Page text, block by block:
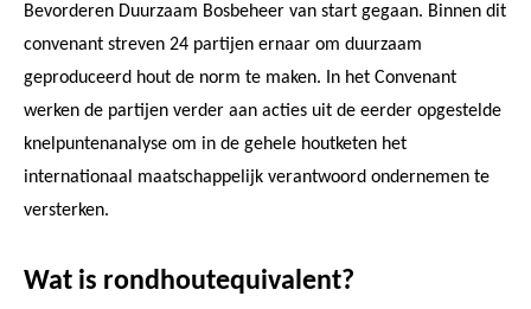
Bevorderen Duurzaam Bosbeheer van start gegaan. Binnen dit
convenant streven 24 partijen ernaar om duurzaam
geproduceerd hout de norm te maken. In het Convenant
werken de partijen verder aan acties uit de eerder opgestelde
knelpuntenanalyse om in de gehele houtketen het
internationaal maatschappelijk verantwoord ondernemen te
versterken.
Wat is rondhoutequivalent?